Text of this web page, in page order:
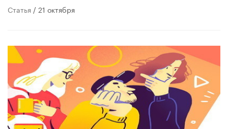
Статья / 21 октября